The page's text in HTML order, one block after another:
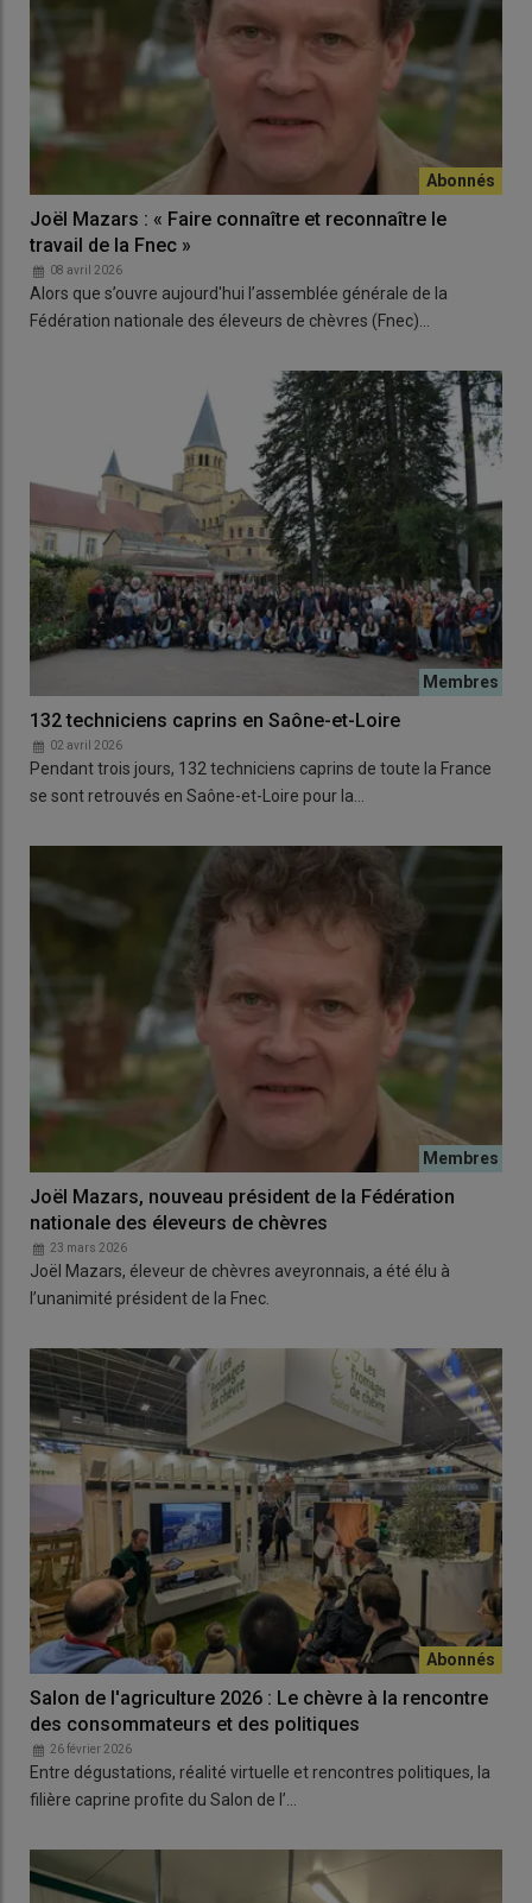
Joël Mazars : « Faire connaître et reconnaître le
travail de la Fnec »
08 avril 2026
Alors que s’ouvre aujourd'hui l’assemblée générale de la
Fédération nationale des éleveurs de chèvres (Fnec)…
132 techniciens caprins en Saône-et-Loire
02 avril 2026
Pendant trois jours, 132 techniciens caprins de toute la France
se sont retrouvés en Saône-et-Loire pour la…
Joël Mazars, nouveau président de la Fédération
nationale des éleveurs de chèvres
23 mars 2026
Joël Mazars, éleveur de chèvres aveyronnais, a été élu à
l’unanimité président de la Fnec.
Salon de l'agriculture 2026 : Le chèvre à la rencontre
des consommateurs et des politiques
26 février 2026
Entre dégustations, réalité virtuelle et rencontres politiques, la
filière caprine profite du Salon de l’…